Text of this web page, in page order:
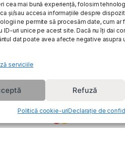
cea mai bună experiență, folosim
și/sau accesa informațiile despre
ne permite să procesăm date, cum ar
ID-uri unice pe acest site. Dacă nu îți dai
dat poate avea afecte negative asupra
serviciile
Refuză
Politică cookie-uriDeclarație de
Service si garantie
Cum cumpar
Returnari